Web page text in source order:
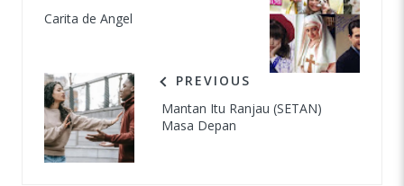
Carita de Angel
PREVIOUS
Mantan Itu Ranjau (SETAN)
Masa Depan